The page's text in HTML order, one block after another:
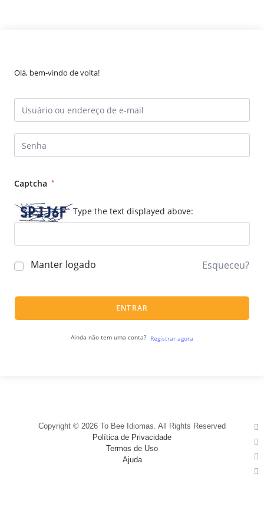
Olá, bem-vindo de volta!
Captcha *
Type the text displayed above:
Manter logado Esqueceu?
ENTRAR
Ainda não tem uma conta? Registrar agora
Copyright © 2026 To Bee Idiomas. All Rights Reserved
Política de Privacidade
Termos de Uso
Ajuda